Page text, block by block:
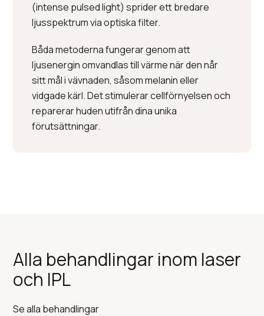
(intense pulsed light) sprider ett bredare
ljusspektrum via optiska filter.
Båda metoderna fungerar genom att
ljusenergin omvandlas till värme när den når
sitt mål i vävnaden, såsom melanin eller
vidgade kärl. Det stimulerar cellförnyelsen och
reparerar huden utifrån dina unika
förutsättningar.
Alla behandlingar inom laser
och IPL
Se alla behandlingar